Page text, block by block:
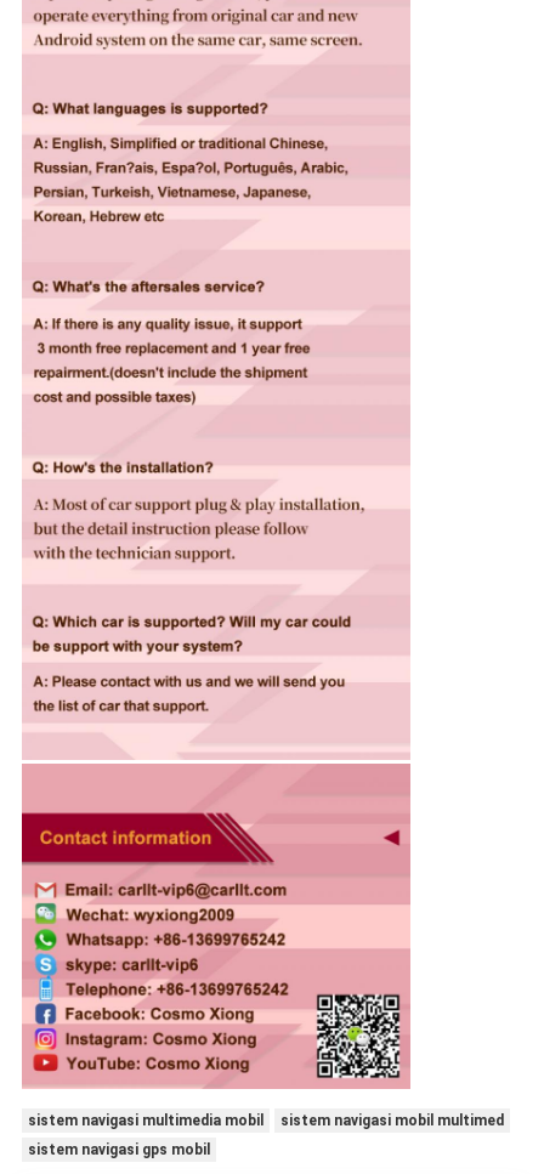
sistem navigasi multimedia mobil
sistem navigasi mobil multimed
sistem navigasi gps mobil